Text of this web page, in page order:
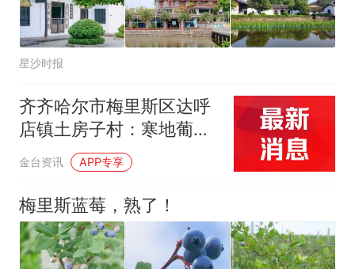
星沙时报
齐齐哈尔市梅里斯区达呼
店镇土房子村：寒地葡萄
串起致富路
金台资讯 APP专享
梅里斯蓝莓，熟了！